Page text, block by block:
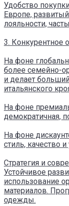
Удобство
Европе,
лояльности,
3. Конкурентное
На фоне
более семейно-
и делает
итальянского
На фоне
демократичная,
На фоне
стиль, качество
Стратегия и
Устойчивое
использование
материалов.
одежды.